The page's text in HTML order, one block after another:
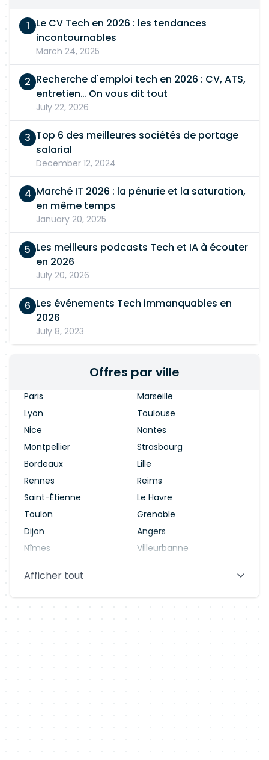
Le CV Tech en 2026 : les tendances
incontournables
March 24, 2025
Recherche d'emploi tech en 2026 : CV, ATS,
entretien… On vous dit tout
July 22, 2026
Top 6 des meilleures sociétés de portage
salarial
December 12, 2024
Marché IT 2026 : la pénurie et la saturation,
en même temps
January 20, 2025
Les meilleurs podcasts Tech et IA à écouter
en 2026
July 20, 2026
Les événements Tech immanquables en
2026
July 8, 2023
Offres par ville
Paris
Marseille
Lyon
Toulouse
Nice
Nantes
Montpellier
Strasbourg
Bordeaux
Lille
Rennes
Reims
Saint-Étienne
Le Havre
Toulon
Grenoble
Dijon
Angers
Nîmes
Villeurbanne
Aix-en-Provence
Afficher tout